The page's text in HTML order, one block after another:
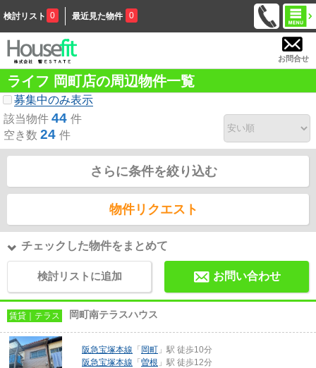
検討リスト 0 最近見た物件 0
お問合せ
ライフ 岡町店の周辺物件一覧
募集中のみ表示
該当物件 44 件
空き数 24 件
さらに条件を絞り込む
物件リクエスト
チェックした物件をまとめて
検討リストに追加 お問い合わせ
賃貸｜テラス 岡町南テラスハウス
阪急宝塚本線 「 岡町 」駅 徒歩10分
阪急宝塚本線 「 曽根 」駅 徒歩12分